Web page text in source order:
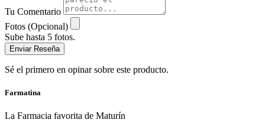
Tu Comentario
Fotos (Opcional)
Sube hasta 5 fotos.
Enviar Reseña
Sé el primero en opinar sobre este producto.
Farmatina
La Farmacia favorita de Maturín